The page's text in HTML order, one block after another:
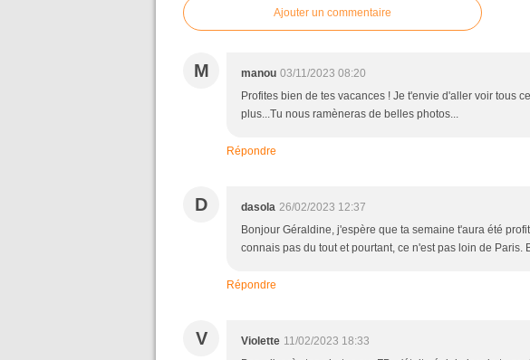
Ajouter un commentaire
M manou 03/11/2023 08:20
Profites bien de tes vacances ! Je t'envie d'aller voir tous
plus...Tu nous ramèneras de belles photos...
Répondre
D dasola 26/02/2023 12:37
Bonjour Géraldine, j'espère que ta semaine t'aura été
connais pas du tout et pourtant, ce n'est pas loin de Paris.
Répondre
V Violette 11/02/2023 18:33